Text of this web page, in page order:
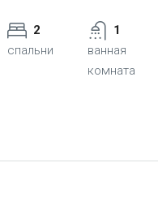
2
спальни
1
ванная
комната